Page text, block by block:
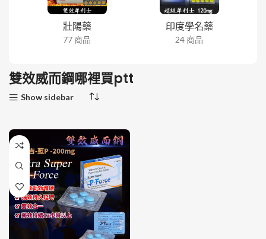
壯陽藥
77 商品
印度學名藥
24 商品
雙效威而鋼哪裡買ptt
Show sidebar